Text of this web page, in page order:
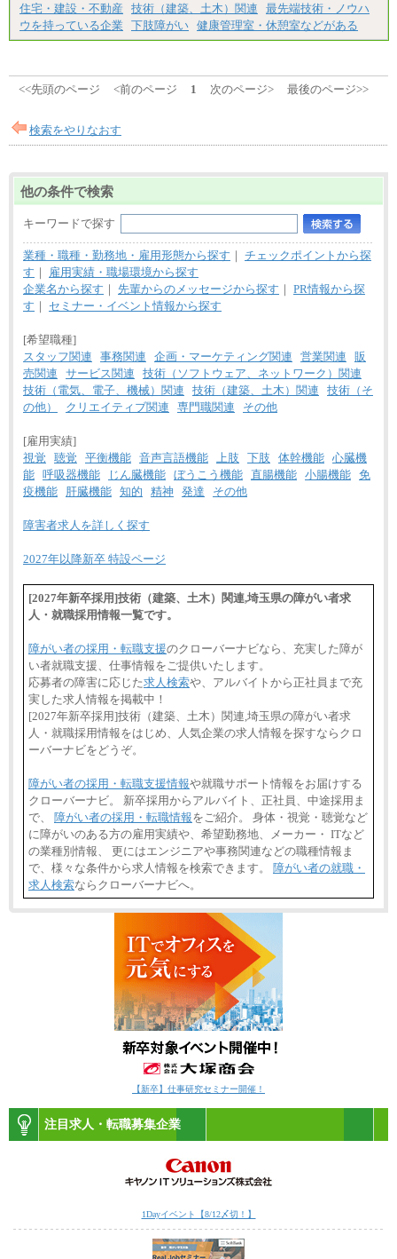
住宅・建設・不動産
技術（建築、土木）関連
最先端技術・ノウハ
ウを持っている企業
下肢障がい 健康管理室・休憩室などがある
<<先頭のページ <前のページ 1 次のページ> 最後のページ>>
検索をやりなおす
他の条件で検索
キーワードで探す
業種・職種・勤務地・雇用形態から探す ｜ チェックポイントから探
す ｜
雇用実績・職場環境から探す
企業名から探す ｜ 先輩からのメッセージから探す ｜ PR情報から探
す ｜ セミナー・イベント情報から探す
[希望職種]
スタッフ関連
事務関連 企画・マーケティング関連 営業関連
販
売関連
サービス関連
技術（ソフトウェア、ネットワーク）関連
技術（電気、電子、機械）関連
技術（建築、土木）関連
技術（そ
の他）
クリエイティブ関連 専門職関連 その他
[雇用実績]
視覚
聴覚 平衡機能 音声言語機能 上肢 下肢 体幹機能 心臓機
能 呼吸器機能 じん臓機能 ぼうこう機能 直腸機能 小腸機能 免
疫機能
肝臓機能 知的 精神 発達 その他
障害者求人を詳しく探す
2027年以降新卒 特設ページ
[2027年新卒採用]技術（建築、土木）関連,埼玉県の障がい者求
人・就職採用情報一覧です。
障がい者の採用・転職支援のクローバーナビなら、充実した障が
い者就職支援、仕事情報をご提供いたします。
応募者の障害に応じた求人検索や、アルバイトから正社員まで充
実した求人情報を掲載中！
[2027年新卒採用]技術（建築、土木）関連,埼玉県の障がい者求
人・就職採用情報をはじめ、人気企業の求人情報を探すならクロ
ーバーナビをどうぞ。
障がい者の採用・転職支援情報や就職サポート情報をお届けする
クローバーナビ。 新卒採用からアルバイト、正社員、中途採用ま
で、 障がい者の採用・転職情報をご紹介。 身体・視覚・聴覚など
に障がいのある方の雇用実績や、希望勤務地、メーカー・ ITなど
の業種別情報、 更にはエンジニアや事務関連などの職種情報ま
で、様々な条件から求人情報を検索できます。 障がい者の就職・
求人検索ならクローバーナビへ。
【新卒】仕事研究セミナー開催！
注目求人・転職募集企業
1Dayイベント【8/12〆切！】